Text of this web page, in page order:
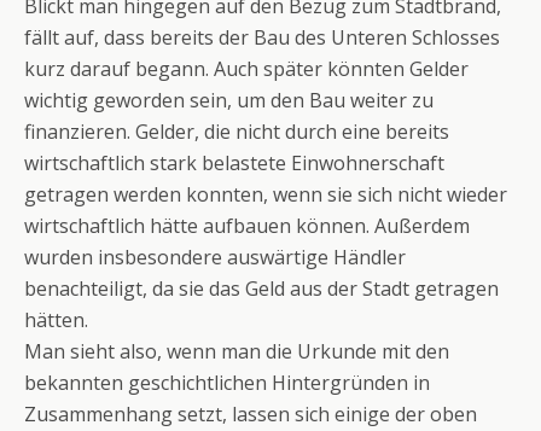
Blickt man hingegen auf den Bezug zum Stadtbrand,
fällt auf, dass bereits der Bau des Unteren Schlosses
kurz darauf begann. Auch später könnten Gelder
wichtig geworden sein, um den Bau weiter zu
finanzieren. Gelder, die nicht durch eine bereits
wirtschaftlich stark belastete Einwohnerschaft
getragen werden konnten, wenn sie sich nicht wieder
wirtschaftlich hätte aufbauen können. Außerdem
wurden insbesondere auswärtige Händler
benachteiligt, da sie das Geld aus der Stadt getragen
hätten.
Man sieht also, wenn man die Urkunde mit den
bekannten geschichtlichen Hintergründen in
Zusammenhang setzt, lassen sich einige der oben